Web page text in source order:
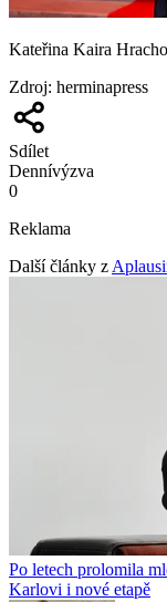
Kateřina Kaira
Zdroj: herminapress
Sdílet
Dennívýzva
0
Reklama
Další články z
Po letech prolomila
Karlovi i nové etapě